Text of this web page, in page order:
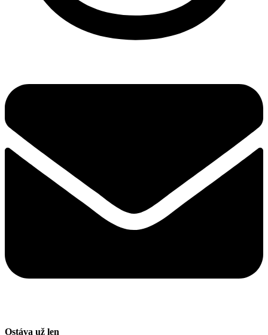
Ostáva už len